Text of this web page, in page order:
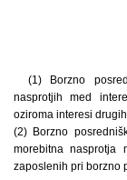
(1) Borzno
nasprotjih med
oziroma interesi
(2) Borzno
morebitna nasprotja
zaposlenih pri borzno